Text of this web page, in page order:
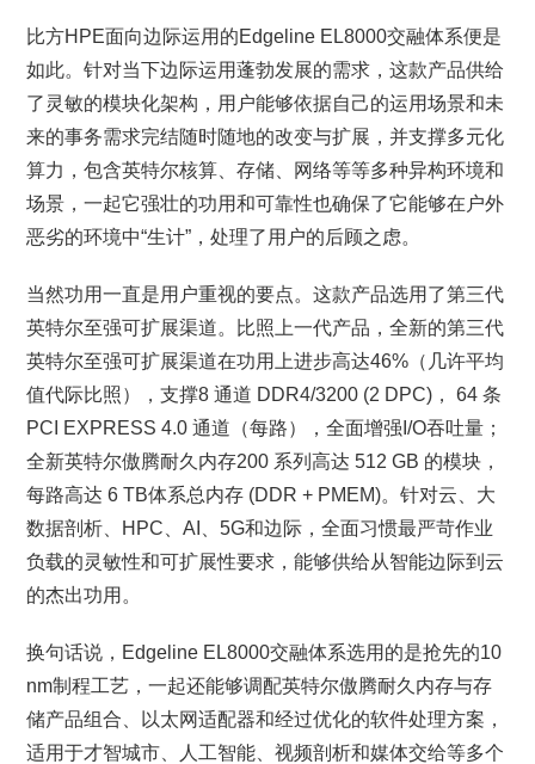
比方HPE面向边际运用的Edgeline EL8000交融体系便是
如此。针对当下边际运用蓬勃发展的需求，这款产品供给
了灵敏的模块化架构，用户能够依据自己的运用场景和未
来的事务需求完结随时随地的改变与扩展，并支撑多元化
算力，包含英特尔核算、存储、网络等等多种异构环境和
场景，一起它强壮的功用和可靠性也确保了它能够在户外
恶劣的环境中“生计”，处理了用户的后顾之虑。
当然功用一直是用户重视的要点。这款产品选用了第三代
英特尔至强可扩展渠道。比照上一代产品，全新的第三代
英特尔至强可扩展渠道在功用上进步高达46%（几许平均
值代际比照），支撑8 通道 DDR4/3200 (2 DPC)， 64 条
PCI EXPRESS 4.0 通道（每路），全面增强I/O吞吐量；
全新英特尔傲腾耐久内存200 系列高达 512 GB 的模块，
每路高达 6 TB体系总内存 (DDR + PMEM)。针对云、大
数据剖析、HPC、AI、5G和边际，全面习惯最严苛作业
负载的灵敏性和可扩展性要求，能够供给从智能边际到云
的杰出功用。
换句话说，Edgeline EL8000交融体系选用的是抢先的10
nm制程工艺，一起还能够调配英特尔傲腾耐久内存与存
储产品组合、以太网适配器和经过优化的软件处理方案，
适用于才智城市、人工智能、视频剖析和媒体交给等多个